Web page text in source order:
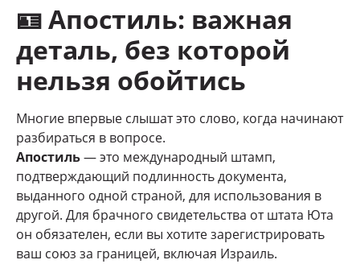
🪪Апостиль: важная
деталь, без которой
нельзя обойтись
Многие впервые слышат это слово, когда начинают
разбираться в вопросе.
Апостиль— это международный штамп,
подтверждающий подлинность документа,
выданного одной страной, для использования в
другой. Для брачного свидетельства от штата Юта
он обязателен, если вы хотите зарегистрировать
ваш союз за границей, включая Израиль.